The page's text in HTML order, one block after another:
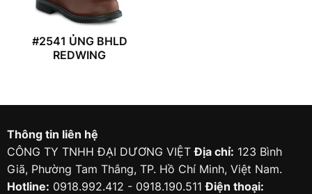
#2541 ỦNG BHLD
REDWING
Thông tin liên hệ
CÔNG TY TNHH ĐẠI DƯƠNG VIỆTĐịa chỉ: 123 Bình
Giã, Phường Tam Thắng, TP. Hồ Chí Minh, Việt Nam.
Hotline: 0918.992.412 - 0918.190.511Điện thoại: